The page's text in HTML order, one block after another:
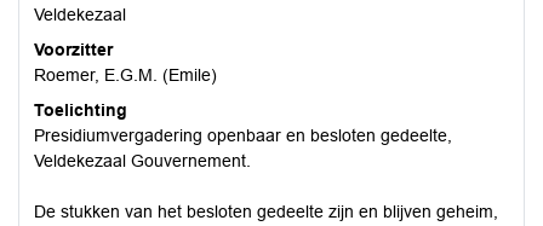
Veldekezaal
Voorzitter
Roemer, E.G.M. (Emile)
Toelichting
Presidiumvergadering openbaar en besloten gedeelte,
Veldekezaal Gouvernement.
De stukken van het besloten gedeelte zijn en blijven geheim,